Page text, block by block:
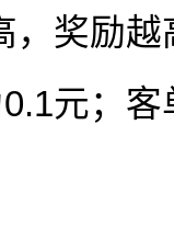
，奖励
元；